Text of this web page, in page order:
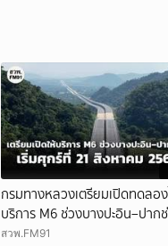
กรมทางหลวงเตรียมเปิดทดลอ
บริการ M6 ช่วงบางปะอิน–ปาก
ทุกวันศุกร์-เสาร์-อาทิตย์ เริ่มศุก
สวพ.FM91